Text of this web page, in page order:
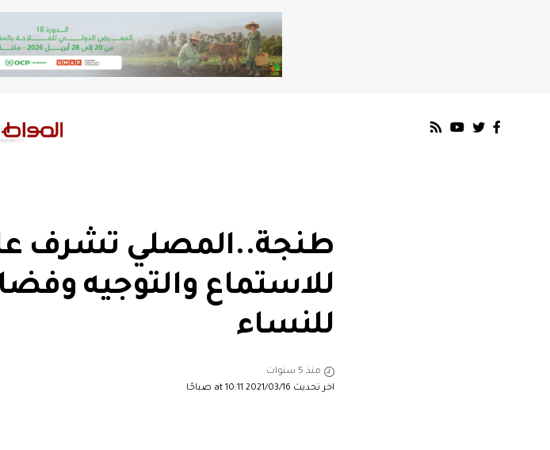
طنجة..المصلي تشرف
للاستماع والتوجيه
للنساء
اخر تحديث 2021/03/16 at 10:11 صباحًا
منذ 5 سنوات